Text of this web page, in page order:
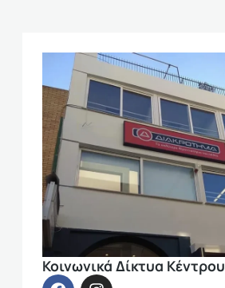
Κοινωνικά Δίκτυα Κέντρου